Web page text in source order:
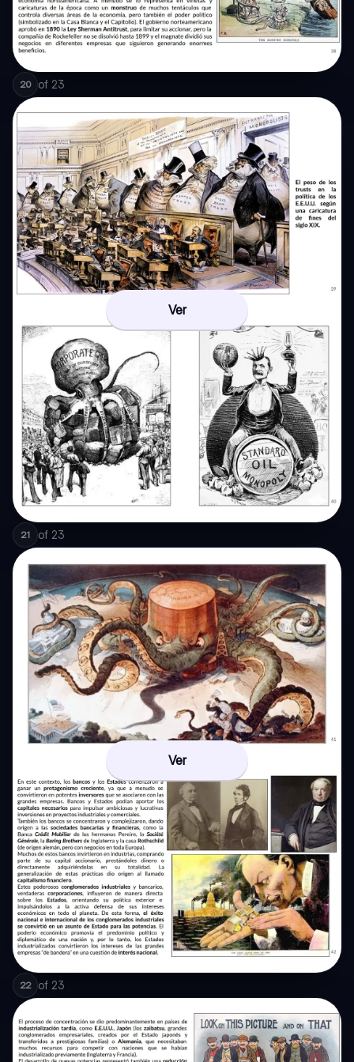
20 of 23
Ver
21 of 23
Ver
22 of 23